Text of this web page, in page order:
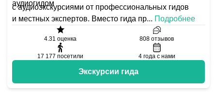
с аудиоэкскурсиями от профессиональных гидов
и местных экспертов. Вместо гида пр... Подробнее
4.31 оценка 808 отзывов
17 177 посетили 4 года с нами
Экскурсии гида